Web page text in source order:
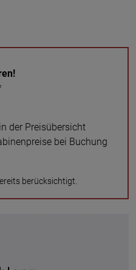
der Preisübersicht
bei Buchung
berücksichtigt.